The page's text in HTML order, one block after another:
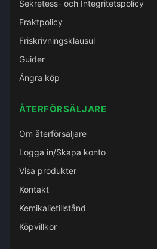
Sekretess- och Integritetspolicy
Fraktpolicy
Friskrivningsklausul
Guider
Ångra köp
ÅTERFÖRSÄLJARE
Om återförsäljare
Logga in/Skapa konto
Visa produkter
Kontakt
Kemikalietillstånd
Köpvillkor